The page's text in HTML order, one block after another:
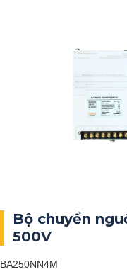
Bộ chuyển
500V
BA250NN4M